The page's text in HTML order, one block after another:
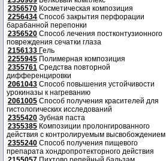
2356570 Косметическая композиция
2256434 Способ закрытия перфорации
барабанной перепонки
2356520 Способ лечения постконтузионного
повреждения сечатки глаза
2156133 Гель
2255945 Полимерная композиция
2355761 Средства повторной
дифференцировки
2061043 Способ повышения устойчивости
урокиназы к нагреванию
2061005 Способ получения красителей для
гистологических исследований
2355420 Зубная паста
2355385 Композиции пролонгированного
действия с контролируемым высвобождением
2355240 Способ получения пищевого
препарата хондропротекторного действия